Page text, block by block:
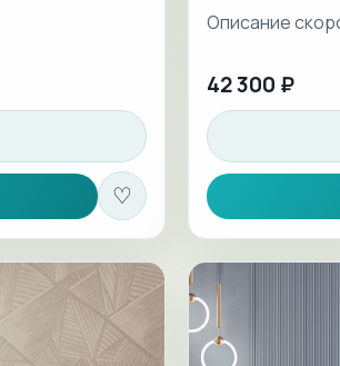
♡
Описание
42 300 ₽